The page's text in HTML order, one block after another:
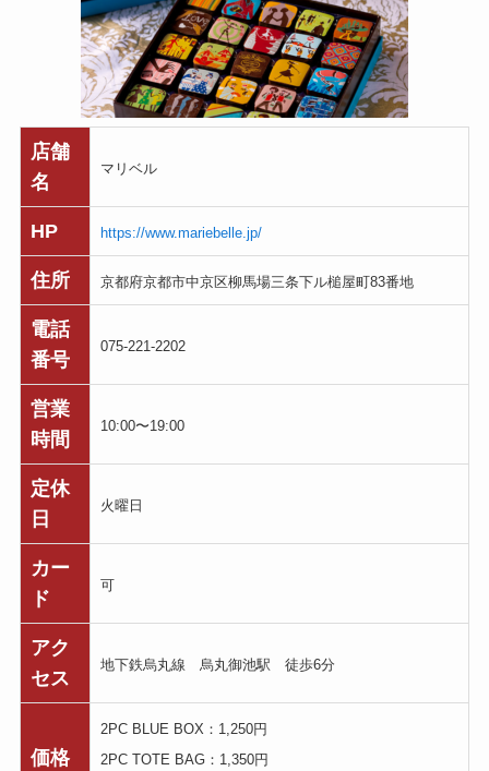
店舗
名
マリベル
HP https://www.mariebelle.jp/
住所 京都府京都市中京区柳馬場三条下ル槌屋町83番地
電話
番号
075-221-2202
営業
時間
10:00〜19:00
定休
日
火曜日
カー
ド
可
アク
セス
地下鉄烏丸線 烏丸御池駅 徒歩6分
価格
2PC BLUE BOX：1,250円
2PC TOTE BAG：1,350円